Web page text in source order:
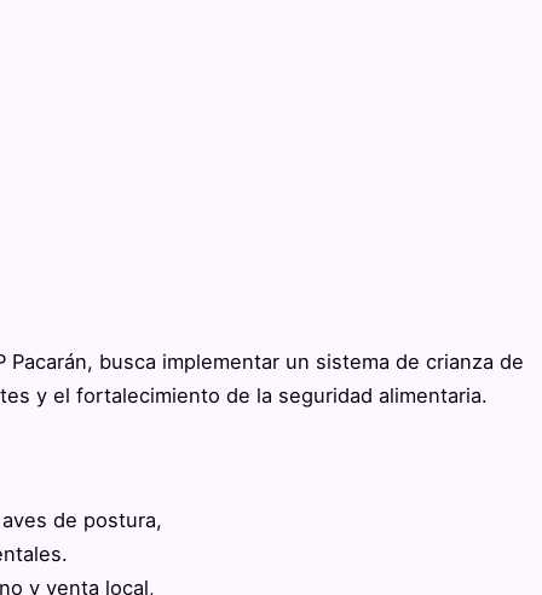
Pacarán, busca implementar un sistema de crianza de
y el fortalecimiento de la seguridad alimentaria.
de postura,
y venta local,